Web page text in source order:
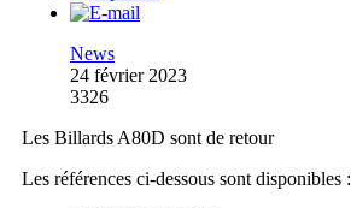
News
24 février 2023
3326
Les Billards A80D sont de retour
Les références ci-dessous sont disponibles :